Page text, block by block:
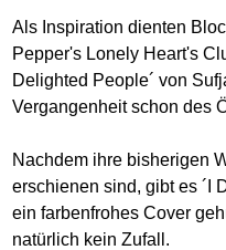
Als Inspiration dienten
Pepper's Lonely Heart's
Delighted People´ von
Vergangenheit schon des
Nachdem ihre bisherigen
erschienen sind, gibt es ´I
ein farbenfrohes Cover
natürlich kein Zufall.